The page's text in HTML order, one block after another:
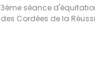
3ème séance
des Cordées de la